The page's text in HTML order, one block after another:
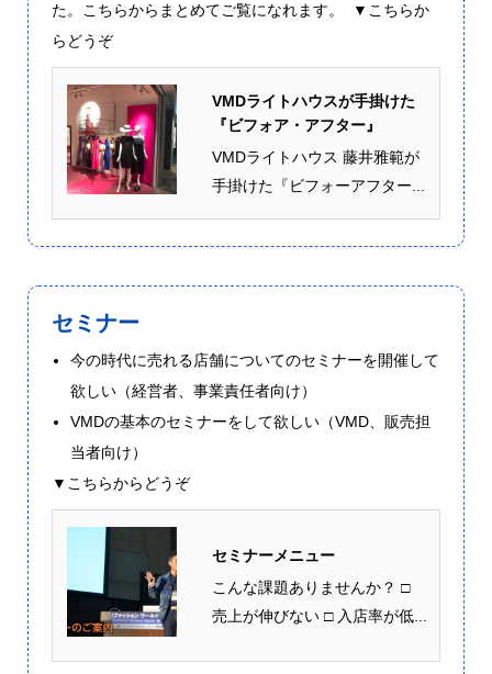
た。こちらからまとめてご覧になれます。 ▼こちらか
らどうぞ
VMDライトハウスが手掛けた
『ビフォア・アフター』
VMDライトハウス 藤井雅範が
手掛けた『ビフォーアフター...
セミナー
今の時代に売れる店舗についてのセミナーを開催して
欲しい（経営者、事業責任者向け）
VMDの基本のセミナーをして欲しい（VMD、販売担
当者向け）
▼こちらからどうぞ
セミナーメニュー
こんな課題ありませんか？ □
売上が伸びない □ 入店率が低...